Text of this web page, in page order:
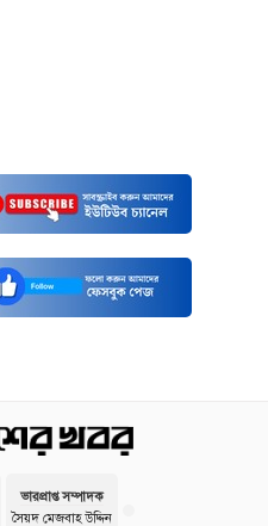
ভারপ্রাপ্ত সম্পাদক
সৈয়দ মেজবাহ উদ্দিন